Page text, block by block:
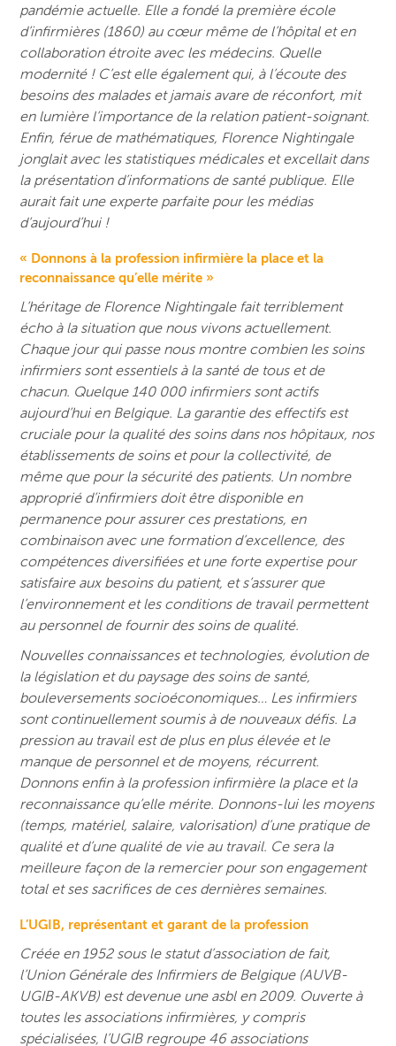
pandémie actuelle. Elle a fondé la première école
d’infirmières (1860) au cœur même de l’hôpital et en
collaboration étroite avec les médecins. Quelle
modernité ! C’est elle également qui, à l’écoute des
besoins des malades et jamais avare de réconfort, mit
en lumière l’importance de la relation patient-soignant.
Enfin, férue de mathématiques, Florence Nightingale
jonglait avec les statistiques médicales et excellait dans
la présentation d’informations de santé publique. Elle
aurait fait une experte parfaite pour les médias
d’aujourd’hui !
« Donnons à la profession infirmière la place et la
reconnaissance qu’elle mérite »
L’héritage de Florence Nightingale fait terriblement
écho à la situation que nous vivons actuellement.
Chaque jour qui passe nous montre combien les soins
infirmiers sont essentiels à la santé de tous et de
chacun. Quelque 140 000 infirmiers sont actifs
aujourd’hui en Belgique. La garantie des effectifs est
cruciale pour la qualité des soins dans nos hôpitaux, nos
établissements de soins et pour la collectivité, de
même que pour la sécurité des patients. Un nombre
approprié d’infirmiers doit être disponible en
permanence pour assurer ces prestations, en
combinaison avec une formation d’excellence, des
compétences diversifiées et une forte expertise pour
satisfaire aux besoins du patient, et s’assurer que
l’environnement et les conditions de travail permettent
au personnel de fournir des soins de qualité.
Nouvelles connaissances et technologies, évolution de
la législation et du paysage des soins de santé,
bouleversements socioéconomiques… Les infirmiers
sont continuellement soumis à de nouveaux défis. La
pression au travail est de plus en plus élevée et le
manque de personnel et de moyens, récurrent.
Donnons enfin à la profession infirmière la place et la
reconnaissance qu’elle mérite. Donnons-lui les moyens
(temps, matériel, salaire, valorisation) d’une pratique de
qualité et d’une qualité de vie au travail. Ce sera la
meilleure façon de la remercier pour son engagement
total et ses sacrifices de ces dernières semaines.
L’UGIB, représentant et garant de la profession
Créée en 1952 sous le statut d’association de fait,
l’Union Générale des Infirmiers de Belgique (AUVB-
UGIB-AKVB) est devenue une asbl en 2009. Ouverte à
toutes les associations infirmières, y compris
spécialisées, l’UGIB regroupe 46 associations